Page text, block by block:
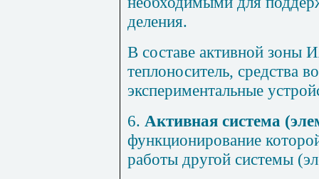
деления.
В составе активной зоны
теплоноситель, средства
экспериментальные
6. Активная система
функционирование
работы другой системы